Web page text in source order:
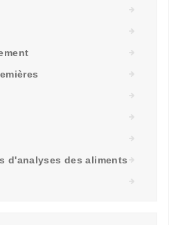
d'analyses des aliments